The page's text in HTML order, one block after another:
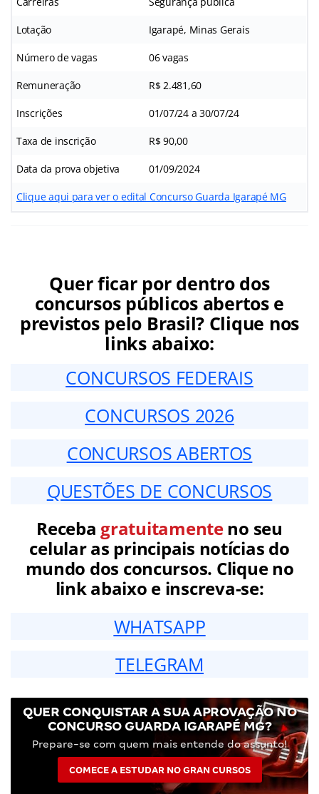
Lotação Igarapé, Minas Gerais
Número de vagas 06 vagas
Remuneração R$ 2.481,60
Inscrições 01/07/24 a 30/07/24
Taxa de inscrição R$ 90,00
Data da prova objetiva 01/09/2024
Clique aqui para ver o edital Concurso Guarda Igarapé MG
Quer ficar por dentro dos
concursos públicos abertos e
previstos pelo Brasil? Clique nos
links abaixo:
CONCURSOS FEDERAIS
CONCURSOS 2026
CONCURSOS ABERTOS
QUESTÕES DE CONCURSOS
Receba gratuitamenteno seu
celular as principais notícias do
mundo dos concursos. Clique no
link abaixo e inscreva-se:
WHATSAPP
TELEGRAM
QUER CONQUISTAR A SUA APROVAÇÃO NO
CONCURSO GUARDA IGARAPÉ MG?
Prepare-se com quem mais entende do assunto!
COMECE A ESTUDAR NO GRAN CURSOS